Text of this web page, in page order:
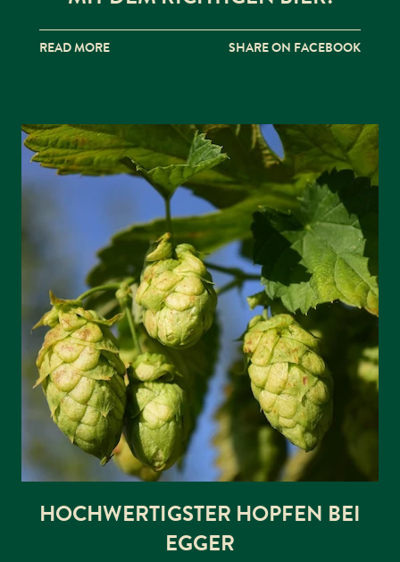
READ MORE SHARE ON FACEBOOK
HOCHWERTIGSTER HOPFEN BEI
EGGER